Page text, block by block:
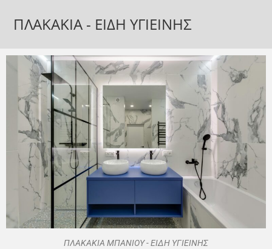
ΠΛΑΚΑΚΙΑ - ΕΙΔΗ ΥΓΙΕΙΝΗΣ
ΠΛΑΚΑΚΙΑ ΜΠΑΝΙΟΥ - ΕΙΔΗ ΥΓΙΕΙΝΗΣ